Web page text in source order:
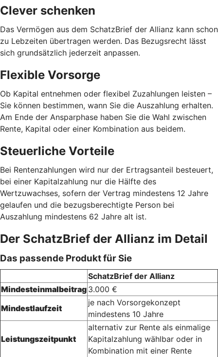
Clever schenken
Das Vermögen aus dem SchatzBrief der Allianz kann schon
zu Lebzeiten übertragen werden. Das Bezugsrecht lässt
sich grundsätzlich jederzeit anpassen.
Flexible Vorsorge
Ob Kapital entnehmen oder flexibel Zuzahlungen leisten –
Sie können bestimmen, wann Sie die Auszahlung erhalten.
Am Ende der Ansparphase haben Sie die Wahl zwischen
Rente, Kapital oder einer Kombination aus beidem.
Steuerliche Vorteile
Bei Rentenzahlungen wird nur der Ertragsanteil besteuert,
bei einer Kapitalzahlung nur die Hälfte des
Wertzuwachses, sofern der Vertrag mindestens 12 Jahre
gelaufen und die bezugsberechtigte Person bei
Auszahlung mindestens 62 Jahre alt ist.
Der SchatzBrief der Allianz im Detail
Das passende Produkt für Sie
SchatzBrief der Allianz
Mindesteinmalbeitrag 3.000 €
Mindestlaufzeit
je nach Vorsorgekonzept
mindestens 10 Jahre
Leistungszeitpunkt
alternativ zur Rente als einmalige
Kapitalzahlung wählbar oder in
Kombination mit einer Rente